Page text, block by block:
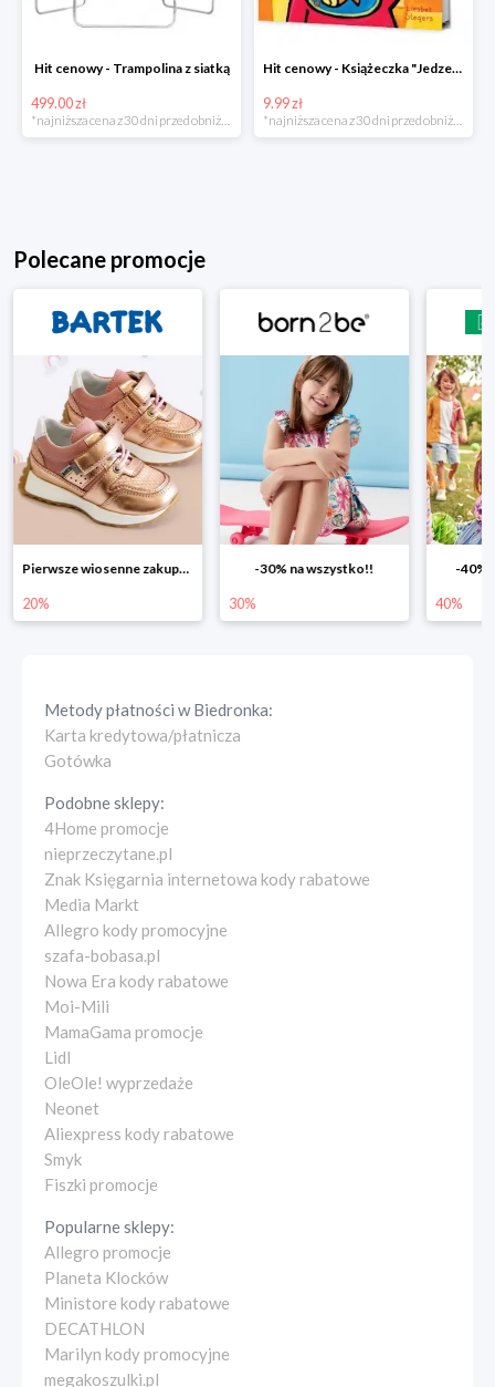
Hit cenowy - Trampolina z siatką
499.00 zł
Hit cenowy - Książeczka "Jedzenie"
9.99 zł
Polecane promocje
-30% na wszystko!!
30%
-40% na drugą sztukę
40% 25%
Metody płatności wBiedronka:
Karta kredytowa/płatnicza
Gotówka
Podobne sklepy:
4Home promocje
nieprzeczytane.pl
Znak Księgarnia internetowa kody rabatowe
Media Markt
Allegro kody promocyjne
szafa-bobasa.pl
Nowa Era kody rabatowe
Moi-Mili
MamaGama promocje
Lidl
OleOle! wyprzedaże
Neonet
Aliexpress kody rabatowe
Smyk
Fiszki promocje
Popularne sklepy:
Allegro promocje
Planeta Klocków
Ministore kody rabatowe
DECATHLON
Marilyn kody promocyjne
megakoszulki.pl